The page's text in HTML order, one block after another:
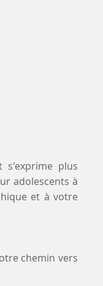
s'exprime plus
adolescents à
et à votre
chemin vers